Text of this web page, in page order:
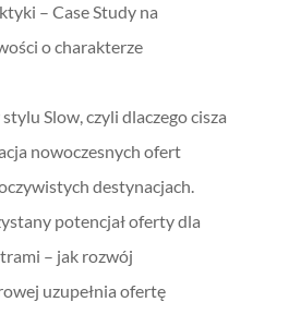
– Case Study na
o charakterze
Slow, czyli dlaczego cisza
nowoczesnych ofert
destynacjach.
potencjał oferty dla
– jak rozwój
uzupełnia ofertę